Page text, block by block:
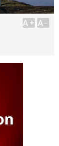
A+ A-